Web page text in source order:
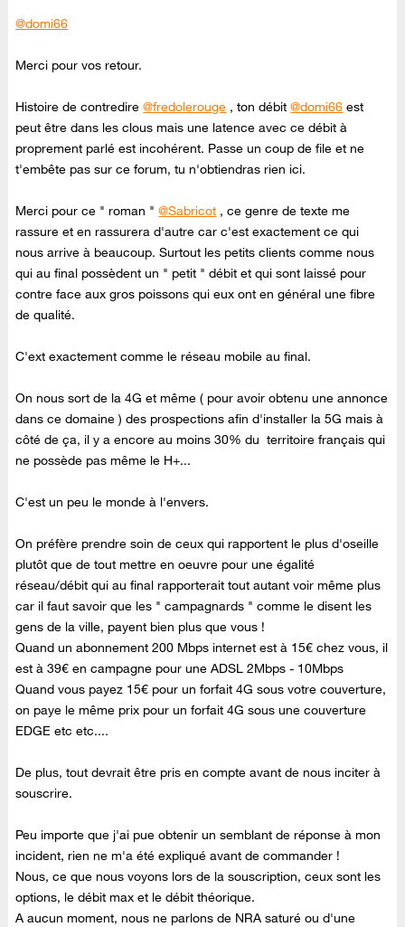
@domi66
Merci pour vos retour.
Histoire de contredire@fredolerouge , ton débit@domi66 est
peut être dans les clous mais une latence avec ce débit à
proprement parlé est incohérent. Passe un coup de file et ne
t'embête pas sur ce forum, tu n'obtiendras rien ici.
Merci pour ce " roman "@Sabricot , ce genre de texte me
rassure et en rassurera d'autre car c'est exactement ce qui
nous arrive à beaucoup. Surtout les petits clients comme nous
qui au final possèdent un " petit " débit et qui sont laissé pour
contre face aux gros poissons qui eux ont en général une fibre
de qualité.
C'ext exactement comme le réseau mobile au final.
On nous sort de la 4G et même ( pour avoir obtenu une annonce
dans ce domaine ) des prospections afin d'installer la 5G mais à
côté de ça, il y a encore au moins 30% du territoire français qui
ne possède pas même le H+...
C'est un peu le monde à l'envers.
On préfère prendre soin de ceux qui rapportent le plus d'oseille
plutôt que de tout mettre en oeuvre pour une égalité
réseau/débit qui au final rapporterait tout autant voir même plus
car il faut savoir que les " campagnards " comme le disent les
gens de la ville, payent bien plus que vous !
Quand un abonnement 200 Mbps internet est à 15€ chez vous, il
est à 39€ en campagne pour une ADSL 2Mbps - 10Mbps
Quand vous payez 15€ pour un forfait 4G sous votre couverture,
on paye le même prix pour un forfait 4G sous une couverture
EDGE etc etc....
De plus, tout devrait être pris en compte avant de nous inciter à
souscrire.
Peu importe que j'ai pue obtenir un semblant de réponse à mon
incident, rien ne m'a été expliqué avant de commander !
Nous, ce que nous voyons lors de la souscription, ceux sont les
options, le débit max et le débit théorique.
A aucun moment, nous ne parlons de NRA saturé ou d'une